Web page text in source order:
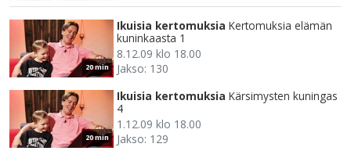
20 min
Ikuisia kertomuksia Kertomuksia elämän
kuninkaasta 1
8.12.09 klo 18.00
Jakso: 130
20 min
Ikuisia kertomuksia Kärsimysten kuningas
4
1.12.09 klo 18.00
Jakso: 129